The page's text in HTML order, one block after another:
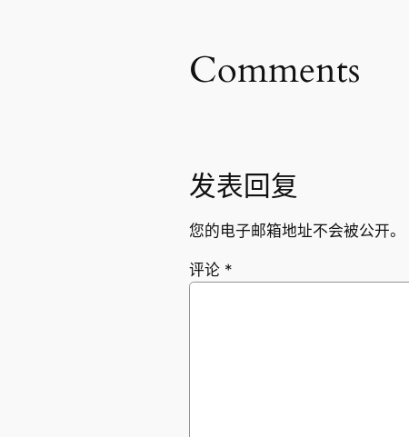
Comments
发表回复
您的电子邮箱地址不会被公开。
评论 *